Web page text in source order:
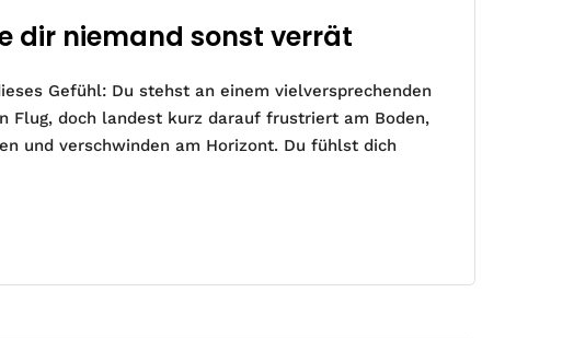
dir niemand sonst verrät
Gefühl: Du stehst an einem vielversprechenden
Flug, doch landest kurz darauf frustriert am Boden,
und verschwinden am Horizont. Du fühlst dich